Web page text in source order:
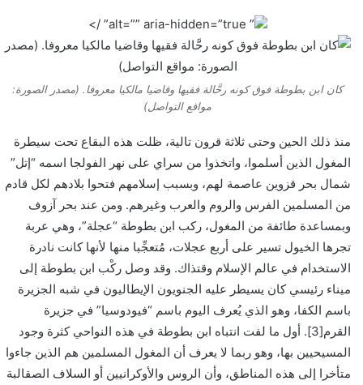
” alt=”” aria-hidden=”true” />
كان ابن بطوطة فوق كونه رحَّالة فقيها وقاضيا مالكيا معروفا. (مصدر الصورة:
مواقع التواصل)
منذ ذلك الحين وحتى ثلاثة قرون تالية، ظلت هذه البقاع تحت سيطرة
المغول الذين أسلموا، واتخذوا من سراي على نهر الفولجا اسمه “إتل”
شمال بحر قزوين عاصمة لهم، وبسبب إسلامهم فتحوا بلادهم لكل قادم
من المسلمين الفرس والروم والعرب وغيرهم. ومن عند بحر آزوف
وبمساعدة طائفة من المغول، ركب ابن بطوطة “عجلة”، وهي عربة
تجرها الخيول تسير على أربع عجلات، مُتعجِّبا منها لأنها كانت نادرة
الاستخدام في عالم الإسلام وقتذاك. وقد وصل ركْب ابن بطوطة إلى
ميناء رئيسي كان يسيطر عليه الجنويون الإيطاليون في شبه الجزيرة
باسم الكفا، وهو الذي يُعرف اليوم باسم “فيودوسيا” في جزيرة
القرم[3]. أول ما لفت انتباه ابن بطوطة في هذه النواحي كثرة وجود
المسيحيين بها، وهو ربما لا يعرف أن المغول المسلمين هم الذين جاءوا
متأخرا إلى هذه المناطق، وأن الروس والأوكرانيين أو السلاف الصقالبة